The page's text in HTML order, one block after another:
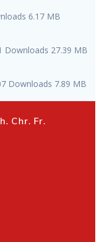
6.17 MB
Downloads 27.39 MB
Downloads 7.89 MB
Chr. Fr.